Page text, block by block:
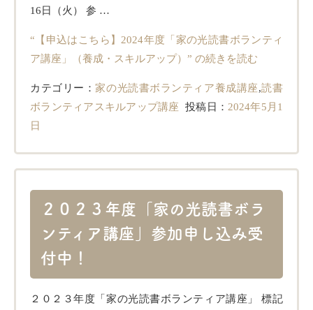
16日（火） 参 …
“【申込はこちら】2024年度「家の光読書ボランティ
ア講座」（養成・スキルアップ）” の続きを読む
カテゴリー：家の光読書ボランティア養成講座,読書
ボランティアスキルアップ講座 投稿日： 2024年5月1
日
２０２３年度「家の光読書ボラ
ンティア講座」参加申し込み受
付中！
２０２３年度「家の光読書ボランティア講座」 標記